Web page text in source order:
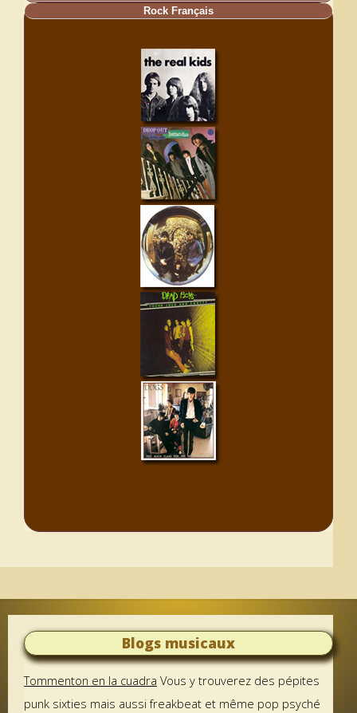
Rock Français
Blogs musicaux
Tommenton en la cuadra Vous y trouverez des pépites
punk sixties mais aussi freakbeat et même pop psyché